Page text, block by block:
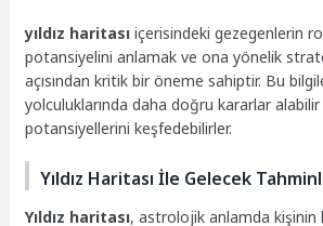
yıldız haritası içerisindeki gezegenlerin
potansiyelini anlamak ve ona yönelik
açısından kritik bir öneme sahiptir. Bu
yolculuklarında daha doğru kararlar
potansiyellerini keşfedebilirler.
Yıldız Haritası İle Gelecek
Yıldız haritası, astrolojik anlamda kişinin